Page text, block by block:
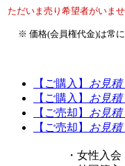
ただいま売り希望者がいませ
※ 価格(会員権代金)は常
【ご購入】 お見積
【ご購入】
お見積
【ご売却】
お見積
【ご売却】
お見積
・女性入